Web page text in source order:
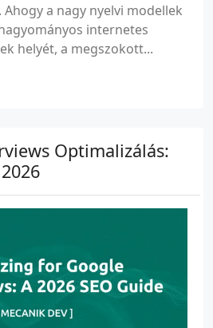
a nagy nyelvi modellek
internetes
helyét, a megszokott...
Optimalizálás: